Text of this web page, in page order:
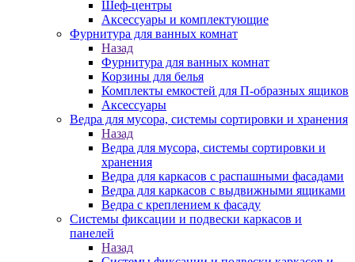
Шеф-центры
Аксессуары и комплектующие
Фурнитура для ванных комнат
Назад
Фурнитура для ванных комнат
Корзины для белья
Комплекты емкостей для П-образных ящиков
Аксессуары
Ведра для мусора, системы сортировки и хранения
Назад
Ведра для мусора, системы сортировки и
хранения
Ведра для каркасов с распашными фасадами
Ведра для каркасов с выдвижными ящиками
Ведра с креплением к фасаду
Системы фиксации и подвески каркасов и
панелей
Назад